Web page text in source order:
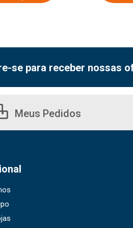
se para receber nossas
Meus Pedidos